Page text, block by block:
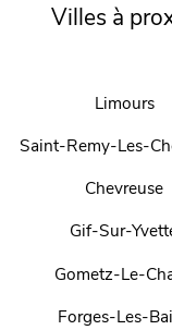
Villes à
Limours
Saint-Remy-Les-
Chevreuse
Gif-Sur-
Gometz-Le-
Forges-Les-